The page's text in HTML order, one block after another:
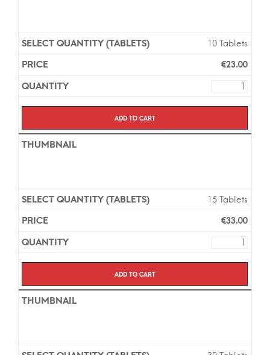
sont également efficaces que les versions de
marque. Vous n’avez pas besoin d’une ordonnance
pour acheter ce médicament dans notre pharmacie
10 Tablets
€23.00
Add to cart
15 Tablets
€33.00
Add to cart